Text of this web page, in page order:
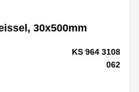
30x500mm
KS 964 3108
062